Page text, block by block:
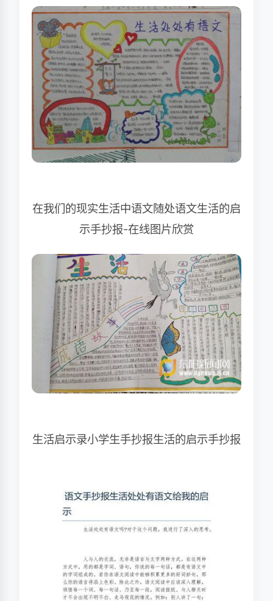
在我们的现实生活中语文随处语文生活的启
示手抄报-在线图片欣赏
生活启示录小学生手抄报生活的启示手抄报